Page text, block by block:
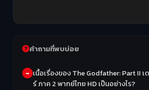
คำถามที่พบบ่อย
เนื้อเรื่องของ The Godfather: Part II เ
ร์ ภาค 2 พากย์ไทย HD เป็นอย่างไร?